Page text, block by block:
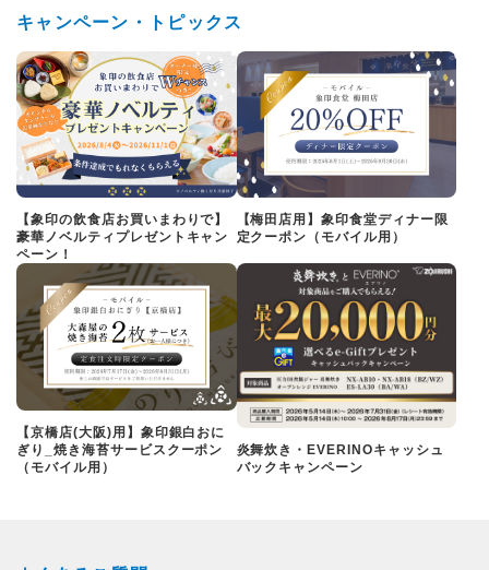
キャンペーン・トピックス
【象印の飲食店お買いまわりで】
豪華ノベルティプレゼントキャン
ペーン！
【梅田店用】象印食堂ディナー限
定クーポン（モバイル用）
【京橋店(大阪)用】象印銀白おに
ぎり_焼き海苔サービスクーポン
（モバイル用）
炎舞炊き・EVERINOキャッシュ
バックキャンペーン